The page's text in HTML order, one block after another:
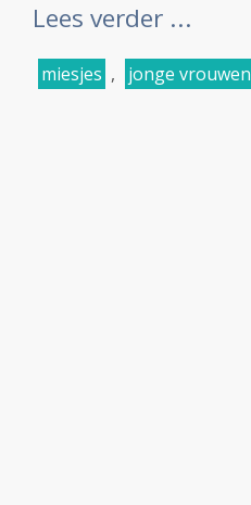
Lees verder ...
miesjes , jonge vrouwen